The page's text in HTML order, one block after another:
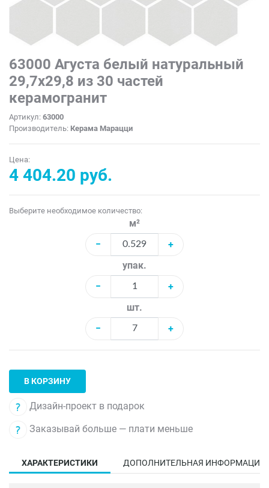
63000 Агуста белый натуральный
29,7х29,8 из 30 частей
керамогранит
Артикул: 63000
Производитель: Керама Марацци
Цена:
4 404.20 руб.
Выберите необходимое количество:
м²
−
+
упак.
−
+
шт.
−
+
В КОРЗИНУ
Дизайн-проект в подарок
Заказывай больше — плати меньше
ХАРАКТЕРИСТИКИ ДОПОЛНИТЕЛЬНАЯ ИНФОРМАЦИЯ